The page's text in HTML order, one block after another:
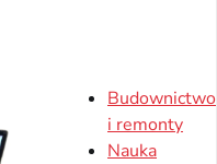
Budownictwo
i remonty
Nauka